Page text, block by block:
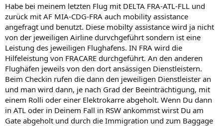
Habe bei meinem letzten Flug mit DELTA FRA-ATL-FLL und
zurück mit AF MIA-CDG-FRA auch mobility assistance
angefragt und benutzt. Diese mobilty assistance wird ja nicht
von der jeweiligen Airline durvchgeführt sondern ist eine
Leistung des jeweiligen Flughafens. IN FRA wird die
Hilfeleistung von FRACARE durchgeführt. An den anderen
Flughäfen jeweils von den dort ansässigen Dienstleistern.
Beim Checkin rufen die dann den jeweiligen Dienstleister an
und man wird dann, je nach Grad der Beeinträchtigung, mit
einem Rolli oder einer Elektrokarre abgeholt. Wenn Du dann
in ATL oder in Deinem Fall in RSW ankommst wirst Du am
Gate abgeholt und durch die Immigration und zum Baggage